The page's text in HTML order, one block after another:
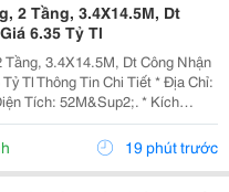
2 Tầng, 3.4X14.5M, Dt
6.35 Tỷ Tl
3.4X14.5M, Dt Công Nhận
Tl Thông Tin Chi Tiết * Địa Chỉ:
Tích: 52M&Sup2;. * Kích
Kết Cấu: 1 Trệt 1 Lầu. * Hiện
Nhà Hoàn Thiện...19 phút trước